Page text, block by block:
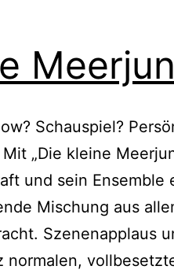
Schauspiel?
„Die kleine
und sein Ensemble
Mischung aus
Szenenapplaus
normalen,